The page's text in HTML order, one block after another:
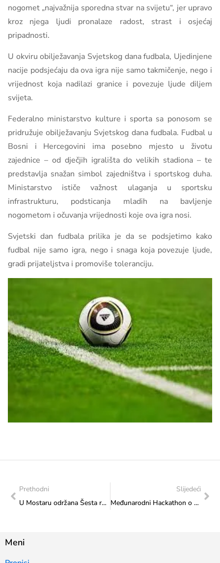
nogomet „najvažnija sporedna stvar na svijetu“, jer upravo
kroz njega ljudi pronalaze radost, strast i osjećaj
pripadnosti.
U okviru obilježavanja Svjetskog dana fudbala, Ujedinjene
nacije podsjećaju da ova igra nije samo takmičenje, nego i
vrijednost koja nadilazi granice i povezuje ljude diljem
svijeta.
Federalno ministarstvo kulture i sporta sa ponosom se
pridružuje obilježavanju Svjetskog dana fudbala. Fudbal u
Bosni i Hercegovini ima posebno mjesto u životu
zajednice – od dječjih igrališta do velikih stadiona – te
predstavlja snažan simbol zajedništva i sportskog duha.
Ministarstvo ističe važnost ulaganja u sportsku
infrastrukturu, podsticanja mladih na bavljenje
nogometom i očuvanja vrijednosti koje ova igra nosi.
Svjetski dan fudbala prilika je da se podsjetimo kako
fudbal nije samo igra, nego i snaga koja povezuje ljude,
gradi prijateljstva i promoviše toleranciju.
Prethodni
U Mostaru održana Šesta revija tradicijskog ruha „Od mora do Save“
Slijedeći
Međunarodni Hackathon o demokratiji pod nazivom „Hack the Hate, Renew Democracy“
Meni